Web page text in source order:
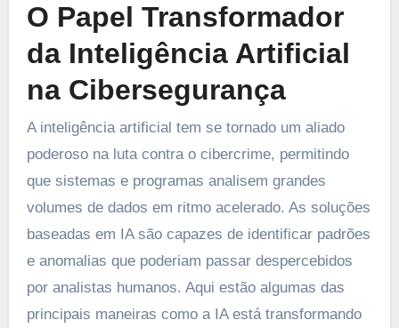
O Papel Transformador
da Inteligência Artificial
na Cibersegurança
A inteligência artificial tem se tornado um aliado
poderoso na luta contra o cibercrime, permitindo
que sistemas e programas analisem grandes
volumes de dados em ritmo acelerado. As soluções
baseadas em IA são capazes de identificar padrões
e anomalias que poderiam passar despercebidos
por analistas humanos. Aqui estão algumas das
principais maneiras como a IA está transformando